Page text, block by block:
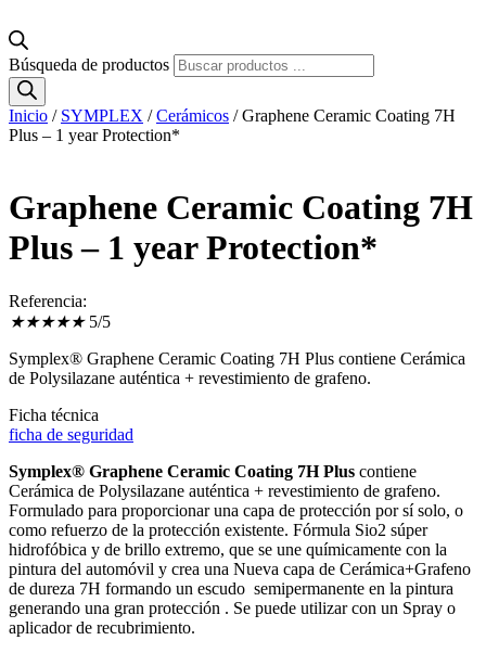
Búsqueda de productos
Inicio / SYMPLEX /Cerámicos / Graphene Ceramic Coating 7H
Plus – 1 year Protection*
Graphene Ceramic Coating 7H
Plus – 1 year Protection*
Referencia:
★★★★★ 5/5
Symplex® Graphene Ceramic Coating 7H Plus contiene Cerámica
de Polysilazane auténtica + revestimiento de grafeno.
Ficha técnica
ficha de seguridad
Symplex® Graphene Ceramic Coating 7H Plus contiene
Cerámica de Polysilazane auténtica + revestimiento de grafeno.
Formulado para proporcionar una capa de protección por sí solo, o
como refuerzo de la protección existente. Fórmula Sio2 súper
hidrofóbica y de brillo extremo, que se une químicamente con la
pintura del automóvil y crea una Nueva capa de Cerámica+Grafeno
de dureza 7H formando un escudo semipermanente en la pintura
generando una gran protección . Se puede utilizar con un Spray o
aplicador de recubrimiento.